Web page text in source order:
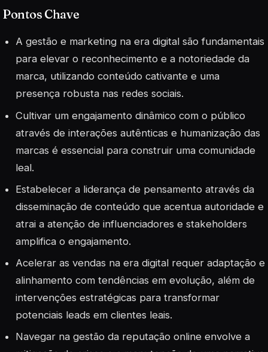
Pontos Chave
A gestão e marketing na era digital são fundamentais
para elevar o reconhecimento e a notoriedade da
marca, utilizando conteúdo cativante e uma
presença robusta nas redes sociais.
Cultivar um engajamento dinâmico com o público
através de interações autênticas e humanização das
marcas é essencial para construir uma comunidade
leal.
Estabelecer a liderança de pensamento através da
disseminação de conteúdo que acentua autoridade e
atrai a atenção de influenciadores e stakeholders
amplifica o engajamento.
Acelerar as vendas na era digital requer adaptação e
alinhamento com tendências em evolução, além de
intervenções estratégicas para transformar
potenciais leads em clientes leais.
Navegar na gestão da reputação online envolve a